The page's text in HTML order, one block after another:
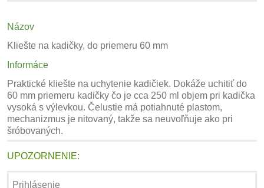
Názov
Kliešte na kadičky, do priemeru 60 mm
Informáce
Praktické kliešte na uchytenie kadičiek. Dokáže uchitiť do
60 mm priemeru kadičky čo je cca 250 ml objem pri kadička
vysoká s výlevkou. Čelustie má potiahnuté plastom,
mechanizmus je nitovaný, takže sa neuvoľňuje ako pri
šróbovaných.
UPOZORNENIE:
Prihlásenie